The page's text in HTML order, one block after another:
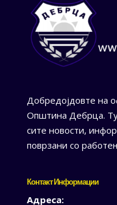
Добредојдовте на
Општина Дебрца.
сите новости,
поврзани со
Контакт Информации
Адреса: